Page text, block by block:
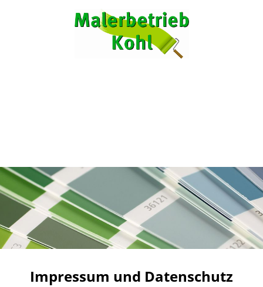
Impressum und Datenschutz